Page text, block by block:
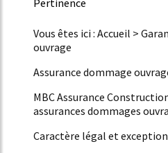
Pertinence
Vous êtes ici : Accueil >
ouvrage
Assurance dommage
MBC Assurance
assurances dommages
Caractère légal et exception